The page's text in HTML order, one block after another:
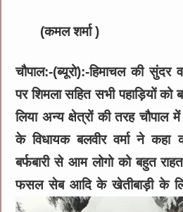
(कमल शर्मा )
चौपाल:-(ब्यूरो):-हिमाचल की सुंदर
पर शिमला सहित सभी पहाड़ियों
लिया अन्य क्षेत्रों की तरह चौपाल में
के विधायक बलवीर वर्मा ने
बर्फबारी से आम लोगो को बहुत
फसल सेब आदि के खेतीबाड़ी के